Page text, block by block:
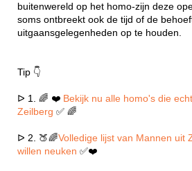
buitenwereld op het homo-zijn deze
soms ontbreekt ook de tijd of de
uitgaansgelegenheden op te houden.
Tip 👇
ᐅ 1. 🌈 ❤️ Bekijk nu alle homo's die
Zeilberg ✅ 🌈
ᐅ 2. 🍑🌈Volledige lijst van Mannen uit
willen neuken ✅❤️